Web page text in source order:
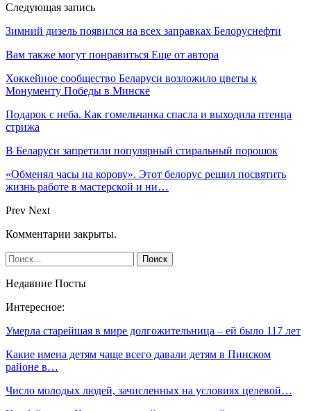
Следующая запись
Зимний дизель появился на всех заправках Белоруснефти
Вам также могут понравиться Еще от автора
Хоккейное сообщество Беларуси возложило цветы к
Монументу Победы в Минске
Подарок с неба. Как гомельчанка спасла и выходила птенца
стрижа
В Беларуси запретили популярный стиральный порошок
«Обменял часы на корову». Этот белорус решил посвятить
жизнь работе в мастерской и ни…
Prev Next
Комментарии закрыты.
Недавние Посты
Интересное:
Умерла старейшая в мире долгожительница – ей было 117 лет
Какие имена детям чаще всего давали детям в Пинском
районе в…
Число молодых людей, зачисленных на условиях целевой…